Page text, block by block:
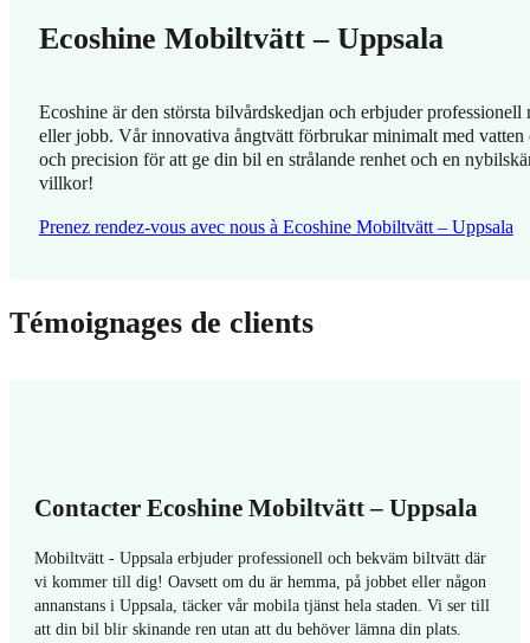
Ecoshine Mobiltvätt – Uppsala
Ecoshine är den största bilvårdskedjan och erbjuder
eller jobb. Vår innovativa ångtvätt förbrukar minimalt med
och precision för att ge din bil en strålande renhet och en
villkor!
Prenez rendez-vous avec nous à Ecoshine Mobiltvätt – Uppsala
Témoignages de clients
Contacter Ecoshine Mobiltvätt – Uppsala
Mobiltvätt - Uppsala erbjuder professionell och bekväm biltvätt där
vi kommer till dig! Oavsett om du är hemma, på jobbet eller någon
annanstans i Uppsala, täcker vår mobila tjänst hela staden. Vi ser till
att din bil blir skinande ren utan att du behöver lämna din plats.